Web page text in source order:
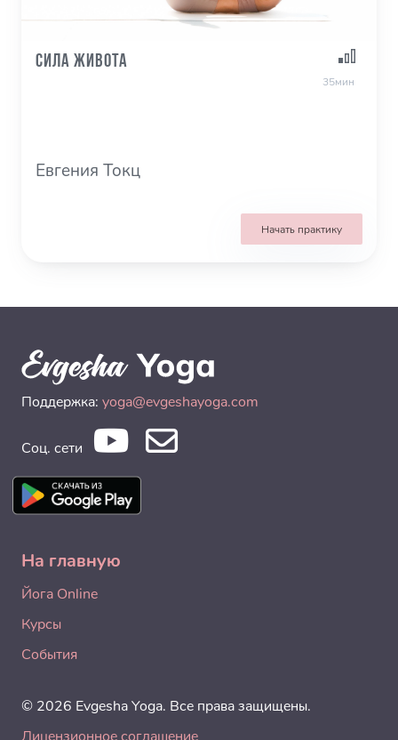
Сила живота
35мин
Евгения Токц
Начать практику
Поддержка: yoga@evgeshayoga.com
Соц. сети
На главную
Йога Online
Курсы
События
© 2026 Evgesha Yoga. Все права защищены.